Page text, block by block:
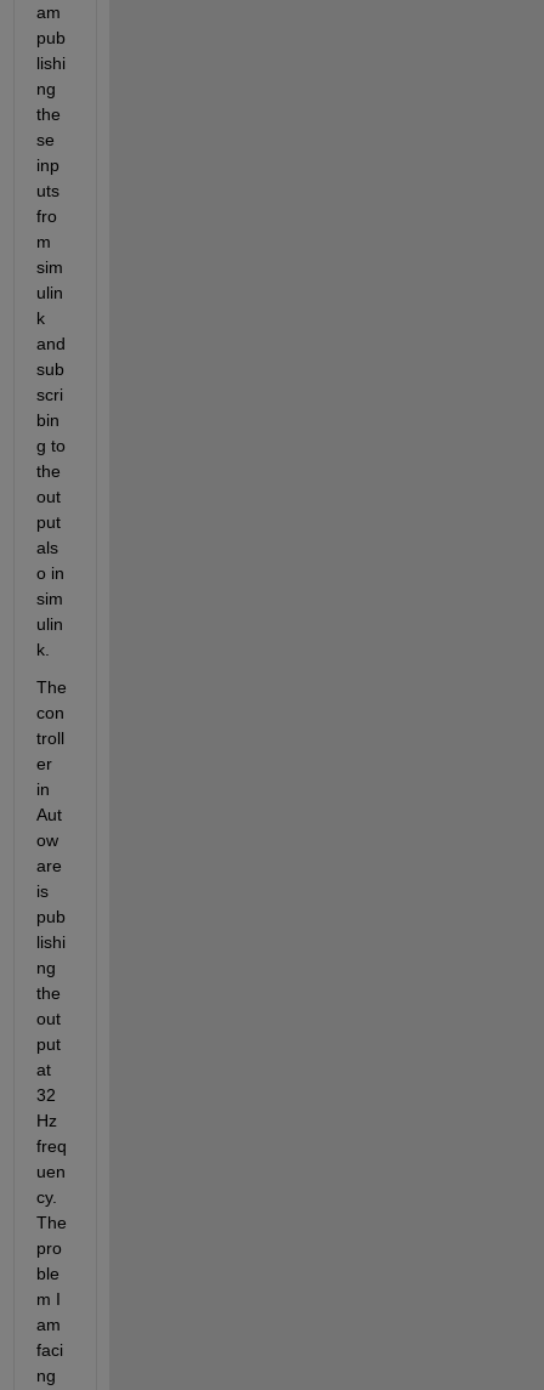
am
pub
lishi
ng
the
se
inp
uts
fro
m
sim
ulin
k
and
sub
scri
bin
g to
the
out
put
als
o in
sim
ulin
k.
The
con
troll
er
in
Aut
ow
are
is
pub
lishi
ng
the
out
put
at
32
Hz
freq
uen
cy.
The
pro
ble
m I
am
faci
ng